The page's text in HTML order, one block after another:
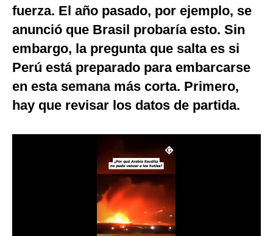
Tecnología
Club del Suscriptor
Mix
G de Gestión
Notas Contratadas
fuerza. El año pasado, por ejemplo, se
anunció que Brasil probaría esto. Sin
embargo, la pregunta que salta es si
Perú está preparado para embarcarse
en esta semana más corta. Primero,
hay que revisar los datos de partida.